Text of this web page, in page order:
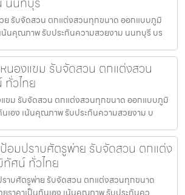
ย รับจัดสวน ตกแต่งสวนทุกขนาด ออกแบบภูมิ
น้นคุณภาพ รับประกันความสวยงาม นนทบุรี บร
นองแขม รับจัดสวน ตกแต่งสวน
วไทย
ขม รับจัดสวน ตกแต่งสวนทุกขนาด ออกแบบภูมิ
เอง เน้นคุณภาพ รับประกันความสวยงาม บ
อมปราบศัตรูพ่าย รับจัดสวน ตกแต่ง
ศน์ ทั่วไทย
าบศัตรูพ่าย รับจัดสวน ตกแต่งสวนทุกขนาด